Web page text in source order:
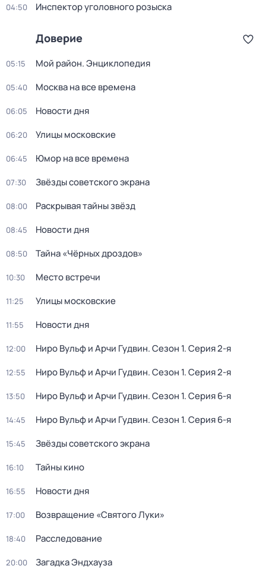
04:50 Инспектор уголовного розыска
Доверие
05:15 Мой район. Энциклопедия
05:40 Москва на все времена
06:05 Новости дня
06:20 Улицы московские
06:45 Юмор на все времена
07:30 Звёзды советского экрана
08:00 Раскрывая тайны звёзд
08:45 Новости дня
08:50 Тайна «Чёрных дроздов»
10:30 Место встречи
11:25 Улицы московские
11:55 Новости дня
12:00 Ниро Вульф и Арчи Гудвин. Сезон 1. Серия 2-я
12:55 Ниро Вульф и Арчи Гудвин. Сезон 1. Серия 2-я
13:50 Ниро Вульф и Арчи Гудвин. Сезон 1. Серия 6-я
14:45 Ниро Вульф и Арчи Гудвин. Сезон 1. Серия 6-я
15:45 Звёзды советского экрана
16:10 Тайны кино
16:55 Новости дня
17:00 Возвращение «Святого Луки»
18:40 Расследование
20:00 Загадка Эндхауза